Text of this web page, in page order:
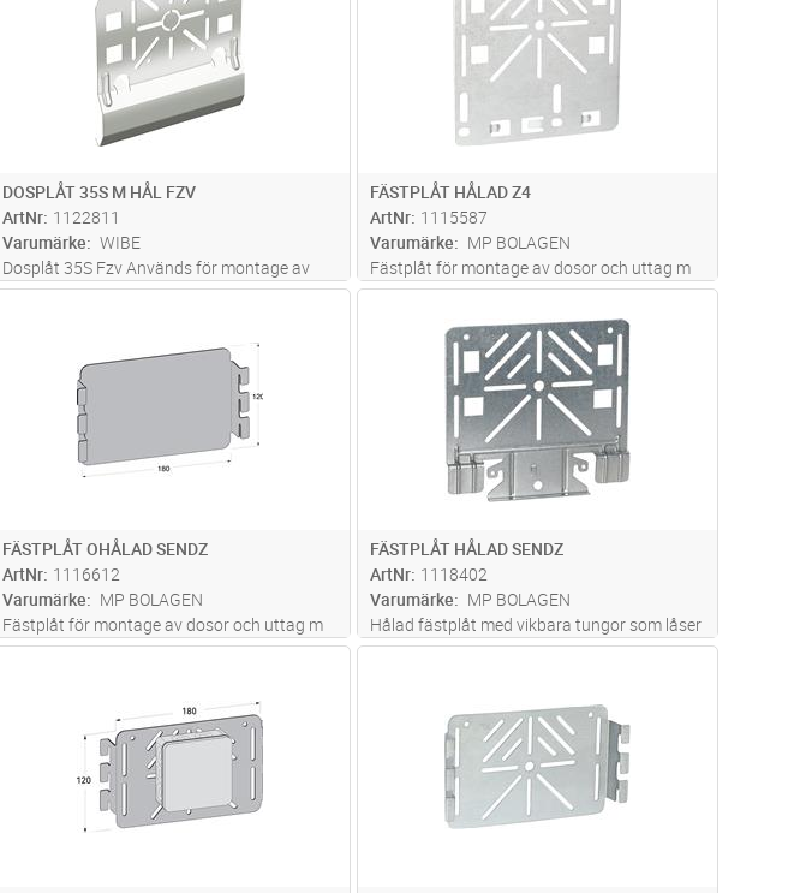
DOSPLÅT 35S M HÅL FZV
ArtNr 1122811
Varumärke
WIBE
Dosplåt 35S Fzv Används för montage av
dosor och armaturer, monteras stående eller
FÄSTPLÅT HÅLAD Z4
ArtNr 1115587
Varumärke
MP BOLAGEN
Fästplåt för montage av dosor och uttag m
m. Snäpps fast i stegsidan på stegtyperna
MP-S, TS, Z, PZ, PZ4 och Z4. Skruvas fast på
stegtyp MP-FZ. Det finns även hålbild för 2 st
Actassi och 2 st Keyst...läs mer
FÄSTPLÅT OHÅLAD SENDZ
ArtNr 1116612
Varumärke
MP BOLAGEN
Fästplåt för montage av dosor och uttag m
m - ohålad.
Lägg i kundvagn
FÄSTPLÅT HÅLAD SENDZ
ArtNr 1118402
Varumärke
MP BOLAGEN
Hålad fästplåt med vikbara tungor som låser
under rännkanten.Det finns även hålbild för 2